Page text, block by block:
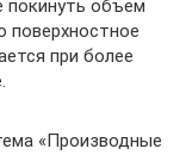
покинуть объем
поверхностное
при более
«Производные